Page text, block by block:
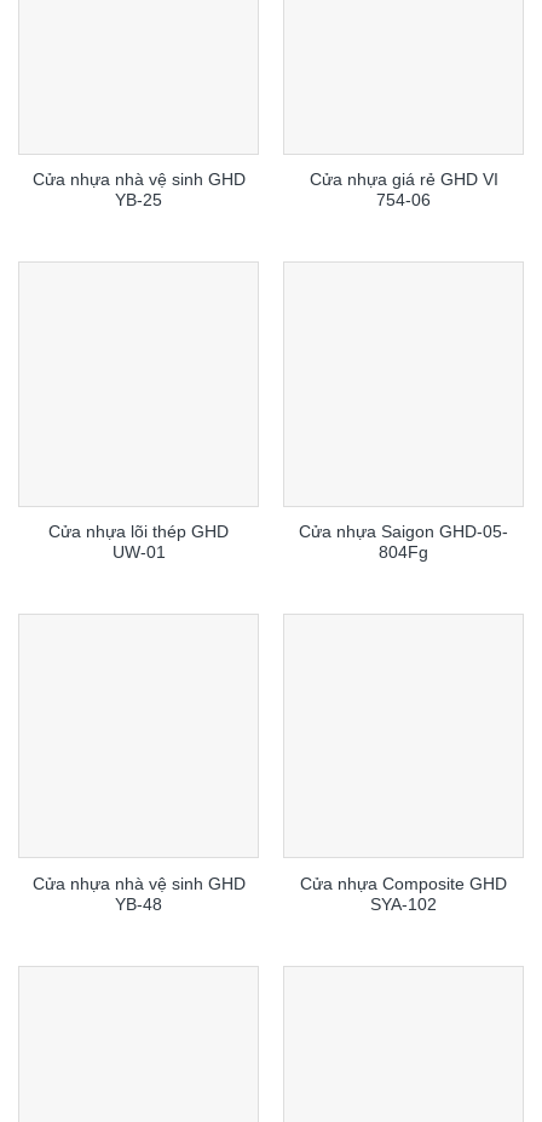
Cửa nhựa nhà vệ sinh GHD
YB-25
Cửa nhựa giá rẻ GHD VI
754-06
Cửa nhựa lõi thép GHD
UW-01
Cửa nhựa Saigon GHD-05-
804Fg
Cửa nhựa nhà vệ sinh GHD
YB-48
Cửa nhựa Composite GHD
SYA-102